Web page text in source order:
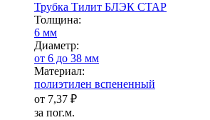
Трубка Тилит БЛЭК СТАР
Тол­щи­на:
6 мм
Диаметр:
от 6 до 38 мм
Ма­­те­­ри­­ал:
полиэтилен вспененный
от 7,37 ₽
за пог.м.